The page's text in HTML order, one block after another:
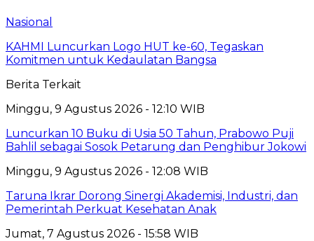
Nasional
KAHMI Luncurkan Logo HUT ke-60, Tegaskan
Komitmen untuk Kedaulatan Bangsa
Berita Terkait
Minggu, 9 Agustus 2026 - 12:10 WIB
Luncurkan 10 Buku di Usia 50 Tahun, Prabowo Puji
Bahlil sebagai Sosok Petarung dan Penghibur Jokowi
Minggu, 9 Agustus 2026 - 12:08 WIB
Taruna Ikrar Dorong Sinergi Akademisi, Industri, dan
Pemerintah Perkuat Kesehatan Anak
Jumat, 7 Agustus 2026 - 15:58 WIB